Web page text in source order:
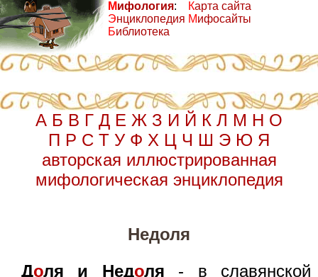
Мифология:
Энциклопедия
Библиотека
Карта сайта
Мифосайты
А Б В Г Д Е Ж З И Й К Л М Н О
П Р С Т У Ф Х Ц Ч Ш Э Ю Я
авторская иллюстрированная
мифологическая энциклопедия
Недоля
Доля и Недоля - в славянской